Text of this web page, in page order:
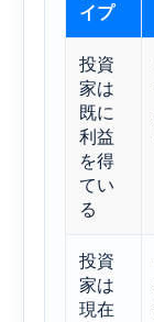
イプ
投資
家は
既に
利益
を得
てい
る
投資
家は
現在